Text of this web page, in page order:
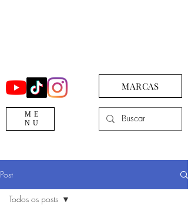
ME
NU
MARCAS
Post
Todos os posts